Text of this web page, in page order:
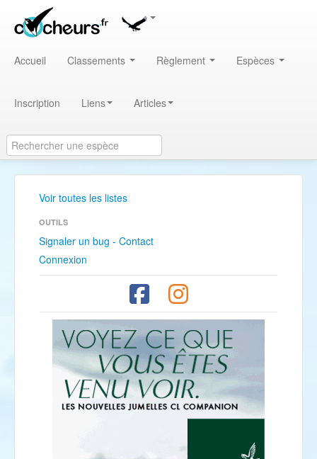
Accueil Classements Règlement Espèces
Inscription Liens Articles
Voir toutes les listes
OUTILS
Signaler un bug - Contact
Connexion